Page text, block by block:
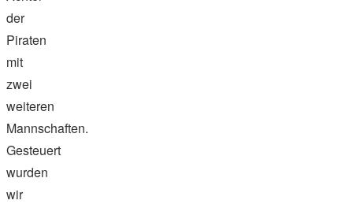
der
Piraten
mit
zwei
weiteren
Mannschaften.
Gesteuert
wurden
wir